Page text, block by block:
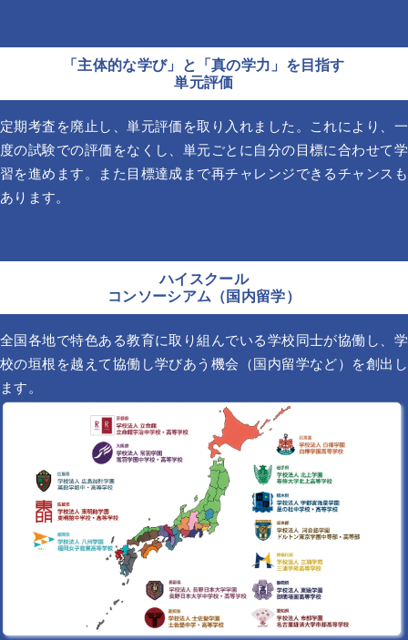
「主体的な学び」と「真の学力」を目指す
単元評価
定期考査を廃止し、単元評価を取り入れました。これにより、一
度の試験での評価をなくし、単元ごとに自分の目標に合わせて学
習を進めます。また目標達成まで再チャレンジできるチャンスも
あります。
ハイスクール
コンソーシアム（国内留学）
全国各地で特色ある教育に取り組んでいる学校同士が協働し、学
校の垣根を越えて協働し学びあう機会（国内留学など）を創出し
ます。